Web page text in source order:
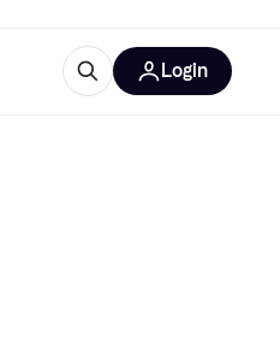
Login